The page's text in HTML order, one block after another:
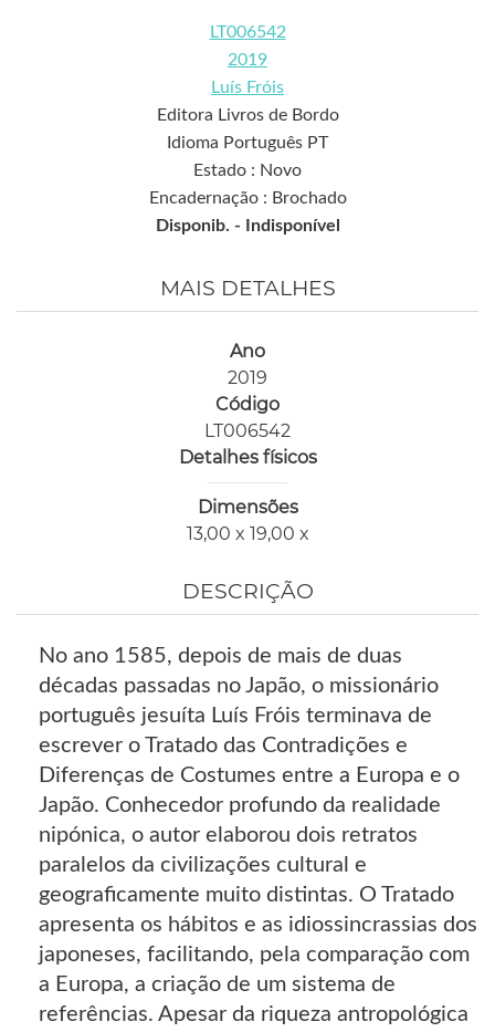
LT006542
2019
Luís Fróis
Editora Livros de Bordo
Idioma Português PT
Estado : Novo
Encadernação : Brochado
Disponib. -
Indisponível
MAIS DETALHES
Ano
2019
Código
LT006542
Detalhes físicos
Dimensões
13,00 x 19,00 x
DESCRIÇÃO
No ano 1585, depois de mais de duas
décadas passadas no Japão, o missionário
português jesuíta Luís Fróis terminava de
escrever o Tratado das Contradições e
Diferenças de Costumes entre a Europa e o
Japão. Conhecedor profundo da realidade
nipónica, o autor elaborou dois retratos
paralelos da civilizações cultural e
geograficamente muito distintas. O Tratado
apresenta os hábitos e as idiossincrassias dos
japoneses, facilitando, pela comparação com
a Europa, a criação de um sistema de
referências. Apesar da riqueza antropológica